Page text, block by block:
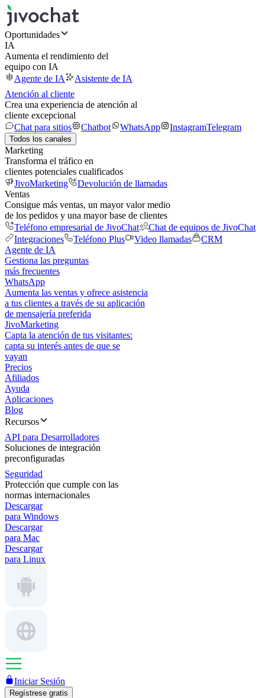
Oportunidades
IA
Aumenta el rendimiento del
equipo con IA
Agente de IA
Asistente de IA
Atención al cliente
Crea una experiencia de atención al
cliente excepcional
Chat para sitios
Chatbot WhatsApp InstagramTelegram
Todos los canales
Marketing
Transforma el tráfico en
clientes potenciales cualificados
JivoMarketing
Devolución de llamadas
Ventas
Consigue más ventas, un mayor valor medio
de los pedidos y una mayor base de clientes
Teléfono empresarial de JivoChat
Chat de equipos de JivoChat
Integraciones
Teléfono Plus Video llamadas
CRM
Agente de IA
Gestiona las preguntas
más frecuentes
WhatsApp
Aumenta las ventas y ofrece asistencia
a tus clientes a través de su aplicación
de mensajería preferida
JivoMarketing
Capta la atención de tus visitantes:
capta su interés antes de que se
vayan
Precios
Afiliados
Ayuda
Aplicaciones
Blog
Recursos
API para Desarrolladores
Soluciones de integración
preconfiguradas
Seguridad
Protección que cumple con las
normas internacionales
Descargar
para Windows
Descargar
para Mac
Descargar
para Linux
Iniciar Sesión
Regístrese gratis